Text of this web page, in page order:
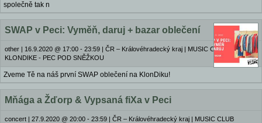
společně tak n
SWAP v Peci: Vyměň, daruj + bazar oblečení
other | 16.9.2020 @ 17:00 - 23:59 | ČR – Královéhradecký kraj | MUSIC CLUB
KLONDIKE - PEC POD SNĚŽKOU
Zveme Tě na náš první SWAP oblečení na KlonDiku!
Mňága a Žďorp & Vypsaná fiXa v Peci
concert | 27.9.2020 @ 20:00 - 23:59 | ČR – Královéhradecký kraj | MUSIC CLUB